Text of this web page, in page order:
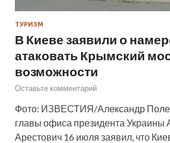
ТУРИЗМ
В Киеве заявили о
атаковать Крымский
возможности
Оставьте комментарий
Фото: ИЗВЕСТИЯ/Александр
главы офиса президента Украины
Арестович 16 июля заявил, что